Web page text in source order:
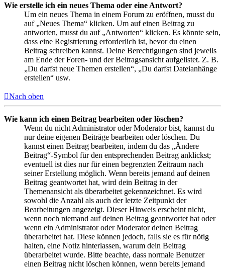
Wie erstelle ich ein neues Thema oder eine Antwort?
Um ein neues Thema in einem Forum zu eröffnen, musst du
auf „Neues Thema“ klicken. Um auf einen Beitrag zu
antworten, musst du auf „Antworten“ klicken. Es könnte sein,
dass eine Registrierung erforderlich ist, bevor du einen
Beitrag schreiben kannst. Deine Berechtigungen sind jeweils
am Ende der Foren- und der Beitragsansicht aufgelistet. Z. B.
„Du darfst neue Themen erstellen“, „Du darfst Dateianhänge
erstellen“ usw.
Nach oben
Wie kann ich einen Beitrag bearbeiten oder löschen?
Wenn du nicht Administrator oder Moderator bist, kannst du
nur deine eigenen Beiträge bearbeiten oder löschen. Du
kannst einen Beitrag bearbeiten, indem du das „Ändere
Beitrag“-Symbol für den entsprechenden Beitrag anklickst;
eventuell ist dies nur für einen begrenzten Zeitraum nach
seiner Erstellung möglich. Wenn bereits jemand auf deinen
Beitrag geantwortet hat, wird dein Beitrag in der
Themenansicht als überarbeitet gekennzeichnet. Es wird
sowohl die Anzahl als auch der letzte Zeitpunkt der
Bearbeitungen angezeigt. Dieser Hinweis erscheint nicht,
wenn noch niemand auf deinen Beitrag geantwortet hat oder
wenn ein Administrator oder Moderator deinen Beitrag
überarbeitet hat. Diese können jedoch, falls sie es für nötig
halten, eine Notiz hinterlassen, warum dein Beitrag
überarbeitet wurde. Bitte beachte, dass normale Benutzer
einen Beitrag nicht löschen können, wenn bereits jemand